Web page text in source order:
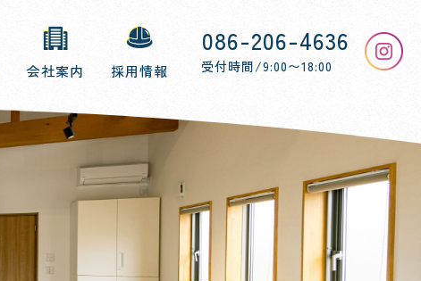
会社案内 採用情報
086-206-4636
受付時間/9:00〜18:00